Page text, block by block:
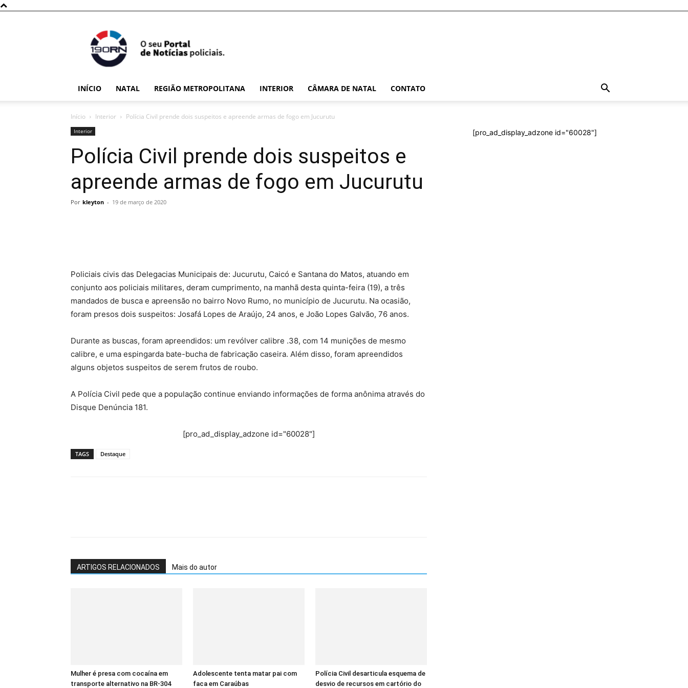
INÍCIO NATAL REGIÃO METROPOLITANA INTERIOR CÂMARA DE NATAL CONTATO
Início Interior Polícia Civil prende dois suspeitos e apreende armas de fogo em Jucurutu
Interior
Polícia Civil prende dois suspeitos e
apreende armas de fogo em Jucurutu
Por kleyton - 19 de março de 2020
Policiais civis das Delegacias Municipais de: Jucurutu, Caicó e Santana do Matos, atuando em
conjunto aos policiais militares, deram cumprimento, na manhã desta quinta-feira (19), a três
mandados de busca e apreensão no bairro Novo Rumo, no município de Jucurutu. Na ocasião,
foram presos dois suspeitos: Josafá Lopes de Araújo, 24 anos, e João Lopes Galvão, 76 anos.
Durante as buscas, foram apreendidos: um revólver calibre .38, com 14 munições de mesmo
calibre, e uma espingarda bate-bucha de fabricação caseira. Além disso, foram apreendidos
alguns objetos suspeitos de serem frutos de roubo.
A Polícia Civil pede que a população continue enviando informações de forma anônima através do
Disque Denúncia 181.
[pro_ad_display_adzone id="60028"]
TAGS Destaque
ARTIGOS RELACIONADOS Mais do autor
Mulher é presa com cocaína em
transporte alternativo na BR-304
Adolescente tenta matar pai com
faca em Caraúbas
Polícia Civil desarticula esquema de
desvio de recursos em cartório do
[pro_ad_display_adzone id="60028"]